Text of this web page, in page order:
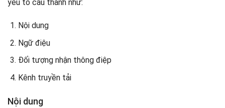
yếu tố cấu thành như:
Nội dung
Ngữ điệu
Đối tượng nhận thông điệp
Kênh truyền tải
Nội dung